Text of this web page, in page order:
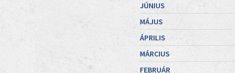
JÚNIUS
MÁJUS
ÁPRILIS
MÁRCIUS
FEBRUÁR